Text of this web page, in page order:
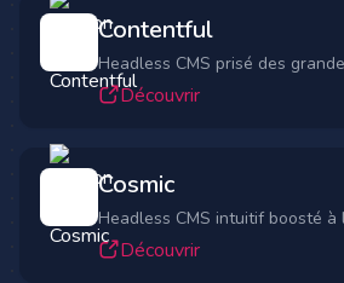
Contentful
Headless CMS prisé des
Découvrir
Cosmic
Headless CMS intuitif boosté à
Découvrir